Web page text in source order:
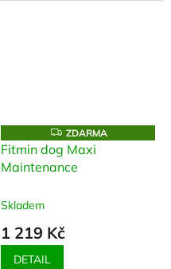
Z
D
A
R
ZDARMA
Fitmin dog Maxi
Maintenance
Skladem
1 219 Kč
DETAIL